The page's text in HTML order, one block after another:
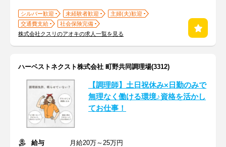
シルバー歓迎 未経験者歓迎
主婦(夫)歓迎
交通費支給
社会保険完備
株式会社クスリのアオキの求人一覧を見る
ハーベストネクスト株式会社 町野共同調理場(3312)
【調理師】土日祝休み×日勤のみで
無理なく働ける環境♪資格を活かし
てお仕事！
給与
月給20万～25万円